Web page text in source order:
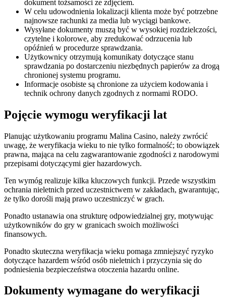
dokument tożsamości ze zdjęciem.
W celu udowodnienia lokalizacji klienta może być potrzebne
najnowsze rachunki za media lub wyciągi bankowe.
Wysyłane dokumenty muszą być w wysokiej rozdzielczości,
czytelne i kolorowe, aby zredukować odrzucenia lub
opóźnień w procedurze sprawdzania.
Użytkownicy otrzymują komunikaty dotyczące stanu
sprawdzania po dostarczeniu niezbędnych papierów za drogą
chronionej systemu programu.
Informacje osobiste są chronione za użyciem kodowania i
technik ochrony danych zgodnych z normami RODO.
Pojęcie wymogu weryfikacji lat
Planując użytkowaniu programu Malina Casino, należy zwrócić
uwagę, że weryfikacja wieku to nie tylko formalność; to obowiązek
prawna, mająca na celu zagwarantowanie zgodności z narodowymi
przepisami dotyczącymi gier hazardowych.
Ten wymóg realizuje kilka kluczowych funkcji. Przede wszystkim
ochrania nieletnich przed uczestnictwem w zakładach, gwarantując,
że tylko dorośli mają prawo uczestniczyć w grach.
Ponadto ustanawia ona strukturę odpowiedzialnej gry, motywując
użytkowników do gry w granicach swoich możliwości
finansowych.
Ponadto skuteczna weryfikacja wieku pomaga zmniejszyć ryzyko
dotyczące hazardem wśród osób nieletnich i przyczynia się do
podniesienia bezpieczeństwa otoczenia hazardu online.
Dokumenty wymagane do weryfikacji